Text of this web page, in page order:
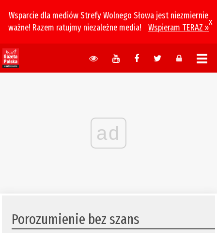
Wsparcie dla mediów Strefy Wolnego Słowa jest niezmiernie
ważne! Razem ratujmy niezależne media!
Wspieram TERAZ »
x
ad
Porozumienie bez szans